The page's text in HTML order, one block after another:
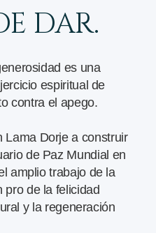
DAR.
es una
espiritual de
contra el apego.
Lama Dorje a construir
de Paz Mundial en
amplio trabajo de la
pro de la felicidad
y la regeneración